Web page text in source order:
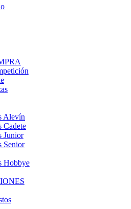
Junior
Senior